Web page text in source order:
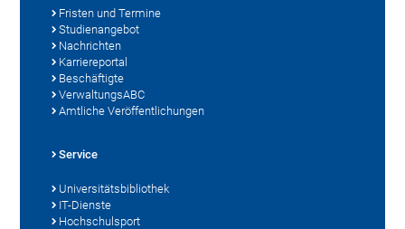
Fristen und Termine
Studienangebot
Nachrichten
Karriereportal
Beschäftigte
VerwaltungsABC
Amtliche Veröffentlichungen
Service
Universitätsbibliothek
IT-Dienste
Hochschulsport